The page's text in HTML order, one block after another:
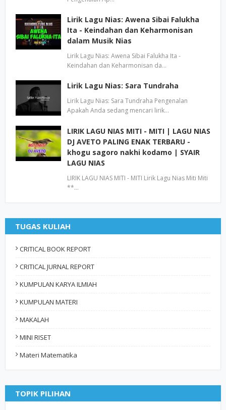
Lirik Lagu Nias: Awena Sibai Falukha
Ita - Keindahan dan Keharmonisan
dalam Musik Nias
Lirik Lagu Nias: Awena Sibai Falukha Ita -
Keindahan dan Keharmonisan da…
Lirik Lagu Nias: Sara Tundraha
Lirik Lagu Nias: Sara Tundraha Pengenalan
Apakah Anda sedang mencari lirik…
LIRIK LAGU NIAS MITI - MITI | LAGU NIAS
DJ AVETO PALING ENAK TERBARU -
khogu sagoro nakhi kodamo | SYAIR
LAGU NIAS
LIRIK LAGU NIAS MITI - MITI Lirik Lagu Nias Miti Miti
**…
TUGAS KULIAH
CRITICAL BOOK REPORT
CRITICAL JURNAL REPORT
KUMPULAN KARYA ILMIAH
KUMPULAN MATERI
MAKALAH
MINI RISET
Materi Matematika
TOPIK PILIHAN